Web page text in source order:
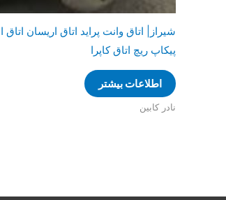
پیکاپ ریچ اتاق کاپرا
اطلاعات بیشتر
نادر کابین